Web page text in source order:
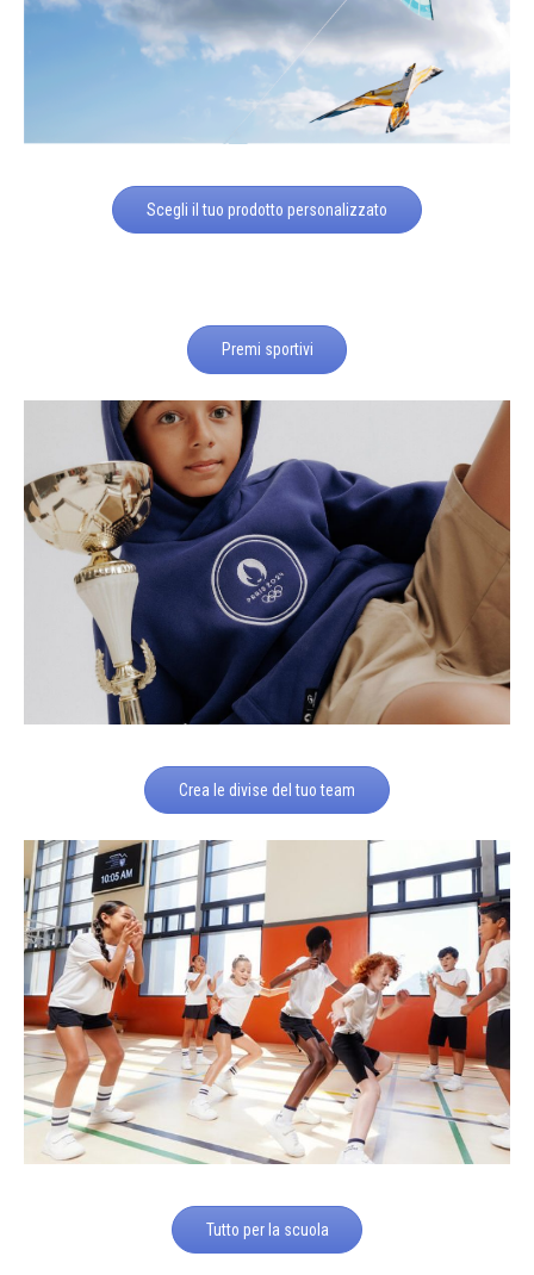
Scegli il tuo prodotto personalizzato
Premi sportivi
Crea le divise del tuo team
Tutto per la scuola